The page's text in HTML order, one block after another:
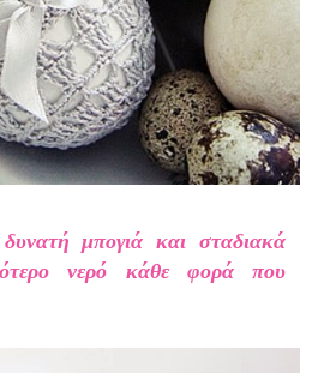
μπογιά και σταδιακά
νερό κάθε φορά που